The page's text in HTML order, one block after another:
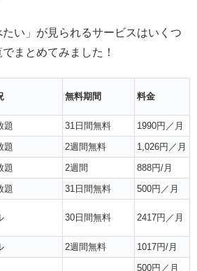
い」が見られるサービスはいくつ
まとめてみました！
無料期間 料金
題 31日間無料
1990円／月
題 2週間無料
1,026円／月
題 2週間
888円/月
題 31日間無料
500円／月
30日間無料 2417円／月
2週間無料
1017円/月
500円／月